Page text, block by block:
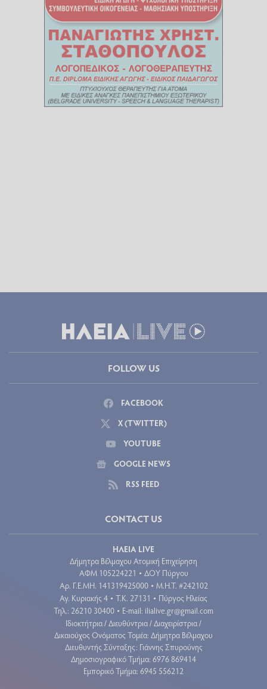
FOLLOW US
FACEBOOK
X (TWITTER)
YOUTUBE
GOOGLE NEWS
RSS FEED
CONTACT US
ΗΛΕΙΑ LIVE
Δήμητρα Βέλμαχου Ατομική Επιχείρηση
ΑΦΜ 105224221 • ΔΟΥ Πύργου
Aρ. Γ.Ε.ΜΗ. 141319425000 • Μ.Η.Τ. #242102
Αγ. Κυριακής 4 • Τ.Κ. 27131 • Πύργος Ηλείας
Τηλ.: 26210 30400 • E-mail: ilialive.gr@gmail.com
Ιδιοκτήτρια / Διευθύντρια / Διαχειρίστρια /
Δικαιούχος Ονόματος Τομέα: Δήμητρα Βέλμαχου
Διευθυντής Σύνταξης: Γιάννης Σπυρούνης
Δημοσιογραφικό Τμήμα: 6976 869414
Εμπορικό Τμήμα: 6945 556212